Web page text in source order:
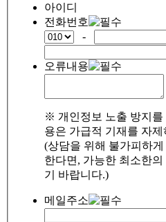
아이디
전화번호
-
오류내용
※ 개인정보 노출 방지를
용은 가급적 기재를 자
(상담을 위해 불가피하
한다면, 가능한 최소한
기 바랍니다.)
메일주소